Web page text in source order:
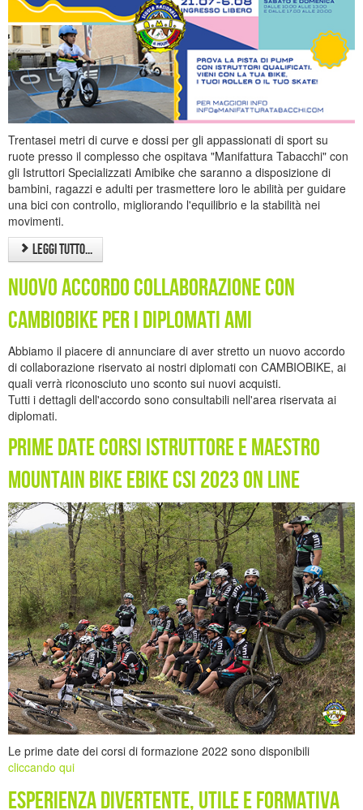
Trentasei metri di curve e dossi per gli appassionati di sport su
ruote presso il complesso che ospitava "Manifattura Tabacchi" con
gli Istruttori Specializzati Amibike che saranno a disposizione di
bambini, ragazzi e adulti per trasmettere loro le abilità per guidare
una bici con controllo, migliorando l'equilibrio e la stabilità nei
movimenti.
Leggi tutto...
Nuovo accordo collaborazione con
Cambiobike per i diplomati AMI
Abbiamo il piacere di annunciare di aver stretto un nuovo accordo
di collaborazione riservato ai nostri diplomati con CAMBIOBIKE, ai
quali verrà riconosciuto uno sconto sui nuovi acquisti.
Tutti i dettagli dell'accordo sono consultabili nell'area riservata ai
diplomati.
prime date corsi istruttore e maestro
mountain bike ebike CSI 2023 on line
Le prime date dei corsi di formazione 2022 sono disponibili
cliccando qui
Esperienza divertente, utile e formativa